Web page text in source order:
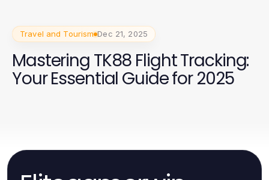
Travel and Tourism Dec 21, 2025
Mastering TK88 Flight Tracking:
Your Essential Guide for 2025